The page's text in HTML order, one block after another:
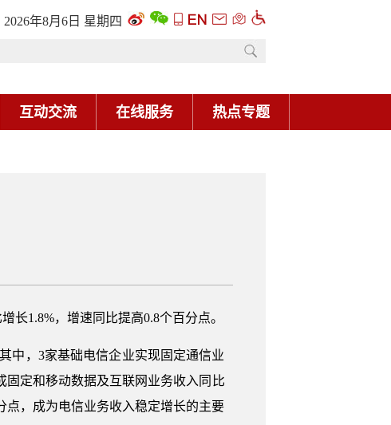
2026年8月6日 星期四
互动交流 在线服务 热点专题
长1.8%，增速同比提高0.8个百分点。
中，3家基础电信企业实现固定通信业
固定和移动数据及互联网业务收入同比
点，成为电信业务收入稳定增长的主要